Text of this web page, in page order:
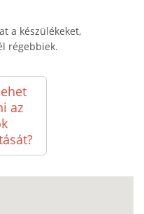
a készülékeket,
régebbiek.
az